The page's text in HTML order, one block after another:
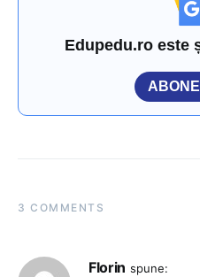
Edupedu.ro este
3 COMMENTS
Florin spune: